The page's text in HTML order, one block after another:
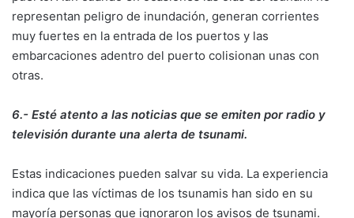
representan peligro de inundación, generan corrientes
muy fuertes en la entrada de los puertos y las
embarcaciones adentro del puerto colisionan unas con
otras.
6.- Esté atento a las noticias que se emiten por radio y
televisión durante una alerta de tsunami.
Estas indicaciones pueden salvar su vida. La experiencia
indica que las víctimas de los tsunamis han sido en su
mayoría personas que ignoraron los avisos de tsunami.